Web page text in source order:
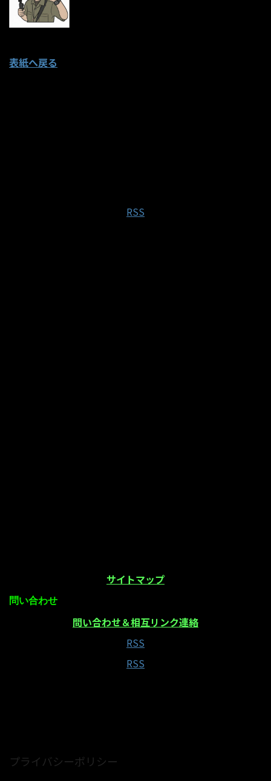
表紙へ戻る
RSS
サイトマップ
問い合わせ
問い合わせ＆相互リンク連絡
RSS
RSS
プライバシーポリシー